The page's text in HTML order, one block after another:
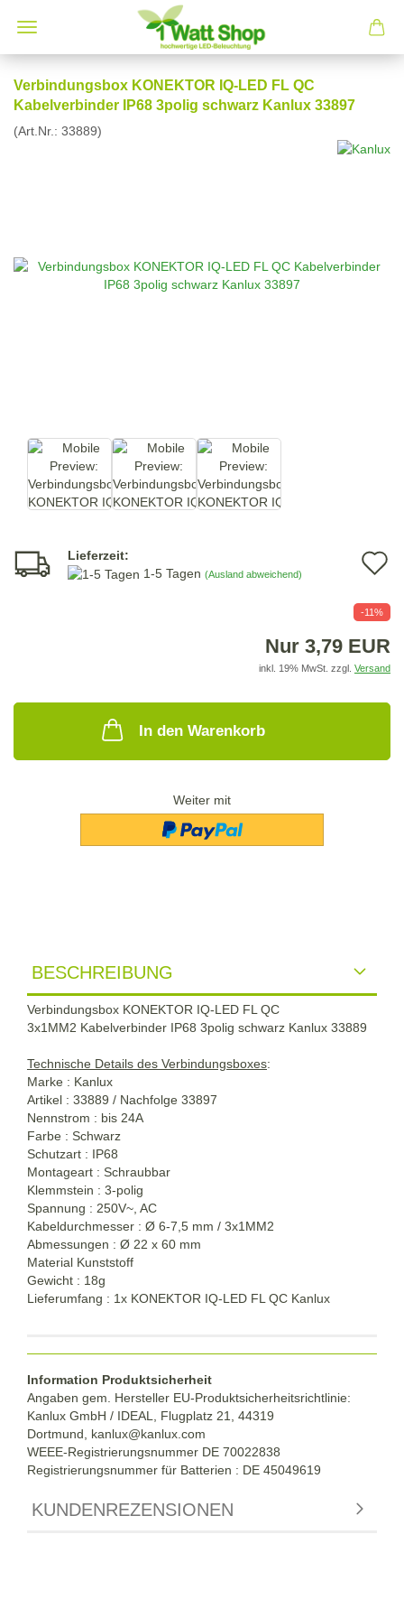
Verbindungsbox KONEKTOR IQ-LED FL QC
Kabelverbinder IP68 3polig schwarz Kanlux 33897
(Art.Nr.: 33889)
Lieferzeit:
1-5 Tagen (Ausland abweichend)
-11%
Nur 3,79 EUR
inkl. 19% MwSt. zzgl. Versand
In den Warenkorb
Weiter mit
BESCHREIBUNG
Verbindungsbox KONEKTOR IQ-LED FL QC
3x1MM2 Kabelverbinder IP68 3polig schwarz Kanlux 33889
Technische Details des Verbindungsboxes:
Marke : Kanlux
Artikel : 33889 / Nachfolge 33897
Nennstrom : bis 24A
Farbe : Schwarz
Schutzart : IP68
Montageart : Schraubbar
Klemmstein : 3-polig
Spannung : 250V~, AC
Kabeldurchmesser : Ø 6-7,5 mm / 3x1MM2
Abmessungen : Ø 22 x 60 mm
Material Kunststoff
Gewicht : 18g
Lieferumfang : 1x KONEKTOR IQ-LED FL QC Kanlux
Information Produktsicherheit
Angaben gem. Hersteller EU-Produktsicherheitsrichtlinie:
Kanlux GmbH / IDEAL, Flugplatz 21, 44319
Dortmund, kanlux@kanlux.com
WEEE-Registrierungsnummer DE 70022838
Registrierungsnummer für Batterien : DE 45049619
KUNDENREZENSIONEN